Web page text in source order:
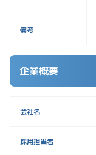
備考
企業概要
会社名
採用担当者